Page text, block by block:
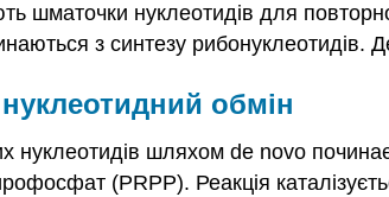
шматочки нуклеотидів для
з синтезу рибонуклеотидів.
обмін
нуклеотидів шляхом de novo
(PRPP). Реакція